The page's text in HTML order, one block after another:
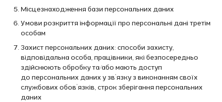
Місцезнаходження бази персональних даних
Умови розкриття інформації про персональні дані третім
особам
Захист персональних даних: способи захисту,
відповідальна особа, працівники, які безпосередньо
здійснюють обробку та/або мають доступ
до персональних даних у зв’язку з виконанням своїх
службових обов’язків, строк зберігання персональних
даних